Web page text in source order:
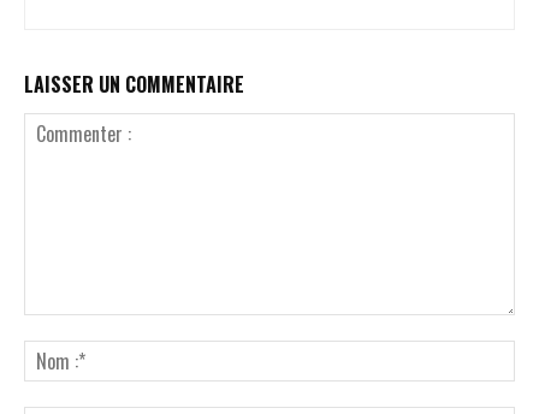
LAISSER UN COMMENTAIRE
:*